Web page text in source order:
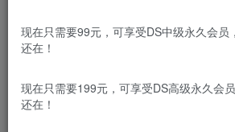
本站付费资源为网络虚拟产品，由于网络
现在只需要99元，可享受DS中级永久会员
还在！
现在只需要199元，可享受DS高级永久会
还在！